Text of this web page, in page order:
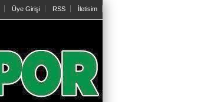
Üye Girişi RSS İletisim